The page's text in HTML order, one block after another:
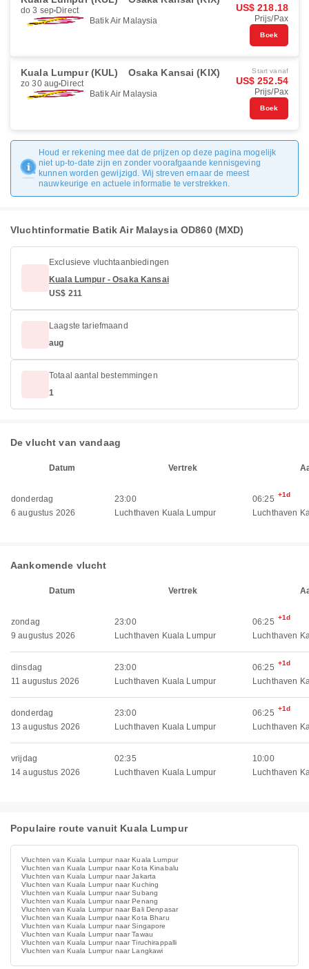
do 3 sep Direct
Batik Air Malaysia
US$ 218.18
Prijs/Pax
Boek
Kuala Lumpur (KUL) Osaka Kansai (KIX)
zo 30 aug Direct
Batik Air Malaysia
Start vanaf
US$ 252.54
Prijs/Pax
Boek
Houd er rekening mee dat de prijzen op deze pagina mogelijk
niet up-to-date zijn en zonder voorafgaande kennisgeving
kunnen worden gewijzigd. Wij streven ernaar de meest
nauwkeurige en actuele informatie te verstrekken.
Vluchtinformatie Batik Air Malaysia OD860 (MXD)
Exclusieve vluchtaanbiedingen
Kuala Lumpur - Osaka Kansai
US$ 211
Laagste tariefmaand
aug
Totaal aantal bestemmingen
1
De vlucht van vandaag
Datum Vertrek
donderdag
6 augustus 2026
23:00
Luchthaven Kuala Lumpur
06:25 +1d
Luchthaven
Aankomende vlucht
Datum Vertrek
zondag
9 augustus 2026
23:00
Luchthaven Kuala Lumpur
06:25 +1d
Luchthaven
dinsdag
11 augustus 2026
23:00
Luchthaven Kuala Lumpur
06:25 +1d
Luchthaven
donderdag
13 augustus 2026
23:00
Luchthaven Kuala Lumpur
06:25 +1d
Luchthaven
vrijdag
14 augustus 2026
02:35
Luchthaven Kuala Lumpur
10:00
Luchthaven
Populaire route vanuit Kuala Lumpur
Vluchten van Kuala Lumpur naar Kuala Lumpur
Vluchten van Kuala Lumpur naar Kota Kinabalu
Vluchten van Kuala Lumpur naar Jakarta
Vluchten van Kuala Lumpur naar Kuching
Vluchten van Kuala Lumpur naar Subang
Vluchten van Kuala Lumpur naar Penang
Vluchten van Kuala Lumpur naar Bali Denpasar
Vluchten van Kuala Lumpur naar Kota Bharu
Vluchten van Kuala Lumpur naar Singapore
Vluchten van Kuala Lumpur naar Tawau
Vluchten van Kuala Lumpur naar Tiruchirappalli
Vluchten van Kuala Lumpur naar Langkawi